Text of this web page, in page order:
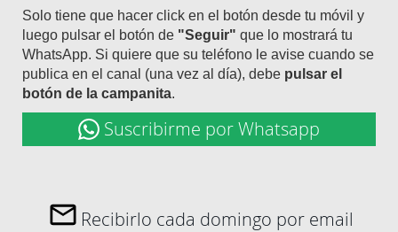
Solo tiene que hacer click en el botón desde tu móvil y
luego pulsar el botón de "Seguir" que lo mostrará tu
WhatsApp. Si quiere que su teléfono le avise cuando se
publica en el canal (una vez al día), debe pulsar el
botón de la campanita.
Suscribirme por Whatsapp
Recibirlo cada domingo por email